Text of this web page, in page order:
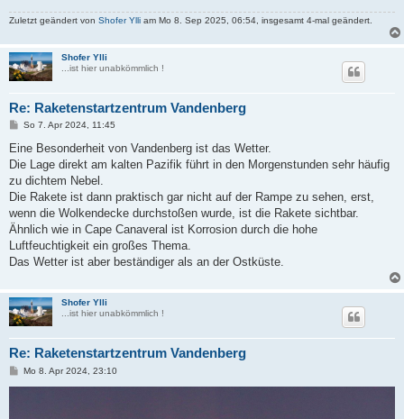
Zuletzt geändert von Shofer Ylli am Mo 8. Sep 2025, 06:54, insgesamt 4-mal geändert.
Shofer Ylli
...ist hier unabkömmlich !
Re: Raketenstartzentrum Vandenberg
B
i
r
a
So 7. Apr 2024, 11:45
Eine Besonderheit von Vandenberg ist das Wetter.
Die Lage direkt am kalten Pazifik führt in den Morgenstunden sehr häufig
zu dichtem Nebel.
Die Rakete ist dann praktisch gar nicht auf der Rampe zu sehen, erst,
wenn die Wolkendecke durchstoßen wurde, ist die Rakete sichtbar.
Ähnlich wie in Cape Canaveral ist Korrosion durch die hohe
Luftfeuchtigkeit ein großes Thema.
Das Wetter ist aber beständiger als an der Ostküste.
Shofer Ylli
...ist hier unabkömmlich !
Re: Raketenstartzentrum Vandenberg
BMo 8. Apr 2024, 23:10